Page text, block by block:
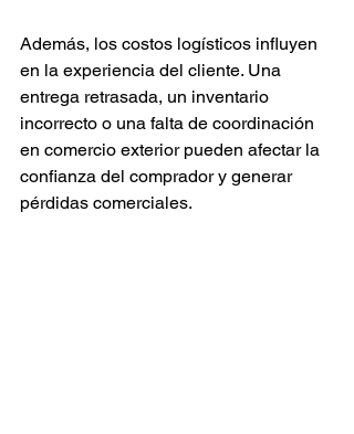
Además, los costos logísticos influyen
en la experiencia del cliente. Una
entrega retrasada, un inventario
incorrecto o una falta de coordinación
en comercio exterior pueden afectar la
confianza del comprador y generar
pérdidas comerciales.